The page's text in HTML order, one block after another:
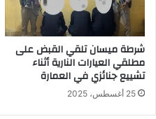
شرطة ميسان تلقي القبض على
مطلقي العيارات النارية أثناء
تشييع جنائزي في العمارة
25 أغسطس، 2025